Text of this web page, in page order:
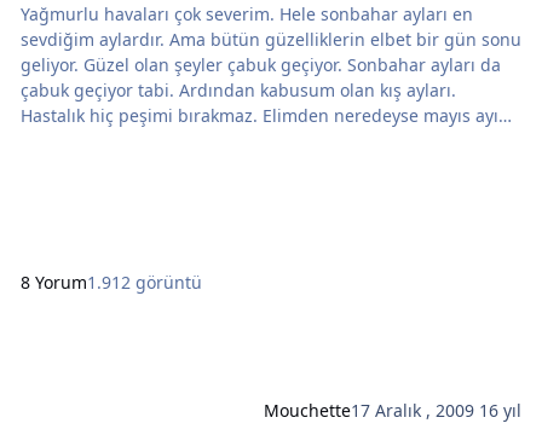
Yağmurlu havaları çok severim. Hele sonbahar ayları en
sevdiğim aylardır. Ama bütün güzelliklerin elbet bir gün sonu
geliyor. Güzel olan şeyler çabuk geçiyor. Sonbahar ayları da
çabuk geçiyor tabi. Ardından kabusum olan kış ayları.
Hastalık hiç peşimi bırakmaz. Elimden neredeyse mayıs ayına
8 Yorum1.912 görüntü
Mouchette17 Aralık , 2009 16 yıl